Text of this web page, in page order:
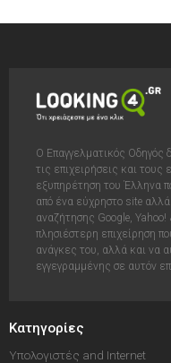
Ο Επαγγελματικός Οδηγός
τις επιχειρήσεις και
εξυπηρέτηση του Έλληνα
από ένα εύχρηστο site
αναζήτησης Google,
πλησιέστερη επιχείρηση
ανάγκες του, αλλά και να
εγγεγραμμένης σε αυτόν
Κατηγορίες
Υπολογιστές and Internet